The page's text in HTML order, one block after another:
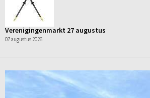
Verenigingenmarkt 27 augustus
07 augustus 2026